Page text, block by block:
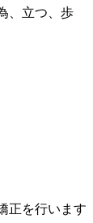
、立つ、歩
正を行います